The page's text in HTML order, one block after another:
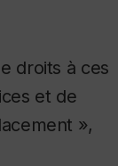
droits à ces
et de
»,